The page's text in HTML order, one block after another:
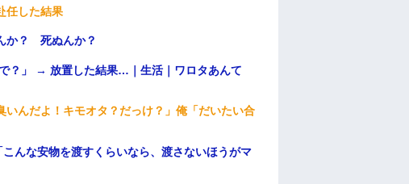
任した結果
か？ 死ぬんか？
？」 → 放置した結果…｜生活｜ワロタあんて
んだよ！キモオタ？だっけ？」俺「だいたい合
んな安物を渡すくらいなら、渡さないほうがマ